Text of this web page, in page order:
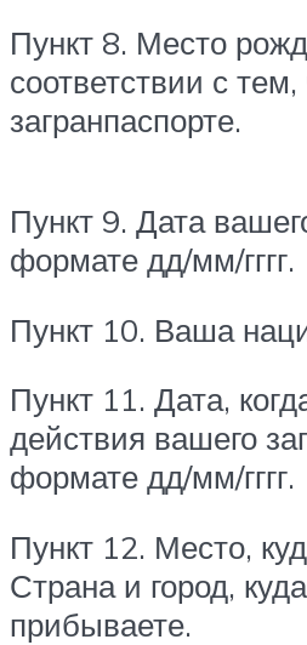
Пункт 8. Место
соответствии с
загранпаспорте.
Пункт 9. Дата
формате дд/мм/гггг.
Пункт 10. Ваша
Пункт 11. Дата,
действия вашего
формате дд/мм/гггг.
Пункт 12. Место,
Страна и город,
прибываете.